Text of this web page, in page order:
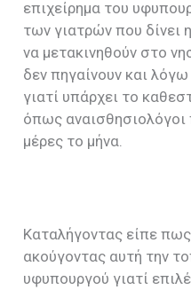
επιχείρημα του
των γιατρών που
να μετακινηθούν στο
δεν πηγαίνουν και
γιατί υπάρχει το
όπως
μέρες το μήνα.
Καταλήγοντας είπε
ακούγοντας αυτή την
υφυπουργού γιατί